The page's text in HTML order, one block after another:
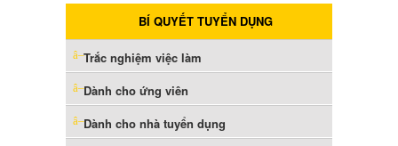
BÍ QUYẾT TUYỂN DỤNG
Trắc nghiệm việc làm
Dành cho ứng viên
Dành cho nhà tuyển dụng